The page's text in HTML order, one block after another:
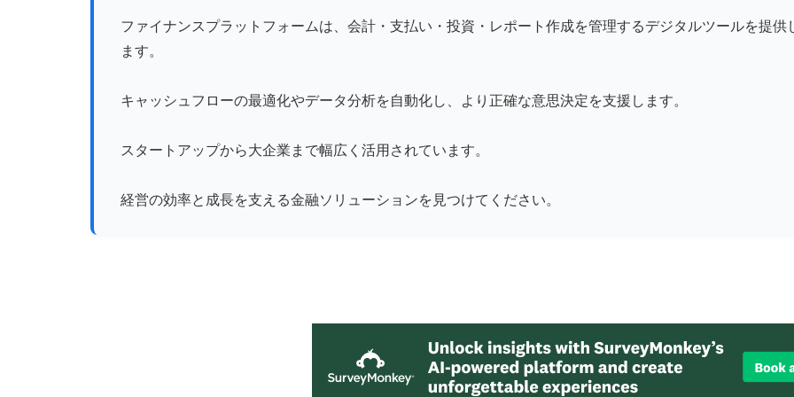
ファイナンスプラットフォームは、会計・支払い・投資・レポート作成を管理するデジタルツールを提供
ます。
キャッシュフローの最適化やデータ分析を自動化し、より正確な意思決定を支援します。
スタートアップから大企業まで幅広く活用されています。
経営の効率と成長を支える金融ソリューションを見つけてください。